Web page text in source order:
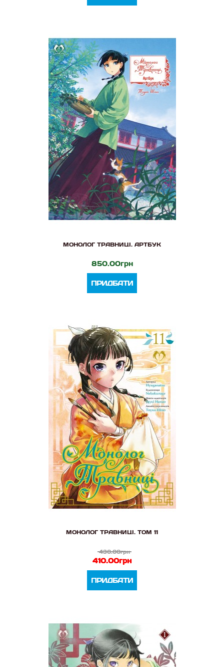
МОНОЛОГ ТРАВНИЦІ. АРТБУК
850.00грн
ПРИДБАТИ
МОНОЛОГ ТРАВНИЦІ. ТОМ 11
430.00грн
410.00грн
ПРИДБАТИ